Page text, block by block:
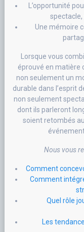
L’opportunité
Une mémoire
Lorsque vous
éprouvé en matière
non seulement un
durable dans l’esprit
non seulement
dont ils parleront
soient retombés
Nous vous
Comment
Comment
Quel rôle
Les